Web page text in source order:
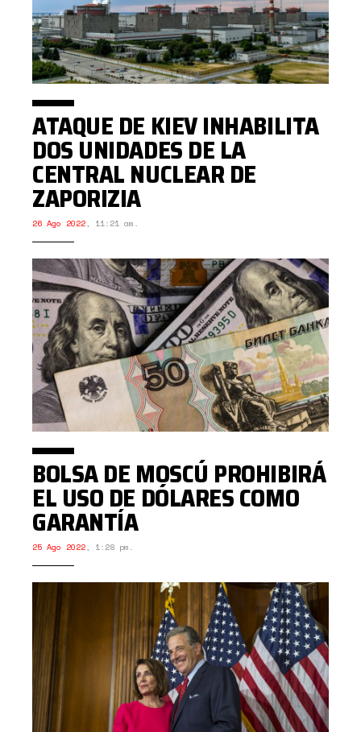
ATAQUE DE KIEV INHABILITA
DOS UNIDADES DE LA
CENTRAL NUCLEAR DE
ZAPORIZIA
26 Ago 2022, 11:21 am.
BOLSA DE MOSCÚ PROHIBIRÁ
EL USO DE DÓLARES COMO
GARANTÍA
25 Ago 2022, 1:28 pm.